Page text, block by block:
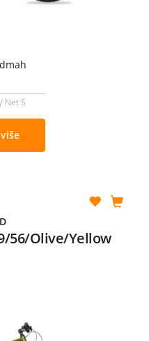
Net S
56/Olive/Yellow